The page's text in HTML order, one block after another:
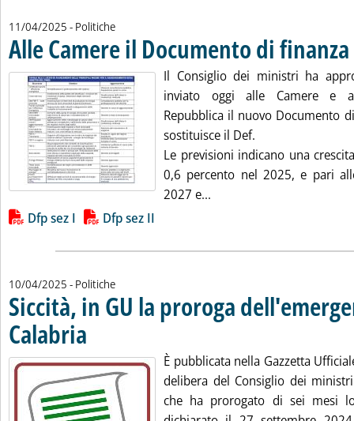
11/04/2025 - Politiche
Alle Camere il Documento di
Il Consiglio dei ministri ha
inviato oggi alle Camere e
Repubblica il nuovo Documento
sostituisce il Def.
Le previsioni indicano una
0,6 percento nel 2025, e pari
2027 e...
Lista allegati PDF alla notizia
Dfp sez I Dfp sez II
10/04/2025 - Politiche
Siccità, in GU la proroga
Calabria . Pubblicata giovedì 10 aprile 2025 alle 18.46.
È pubblicata nella Gazzetta
delibera del Consiglio dei
che ha prorogato di sei mesi